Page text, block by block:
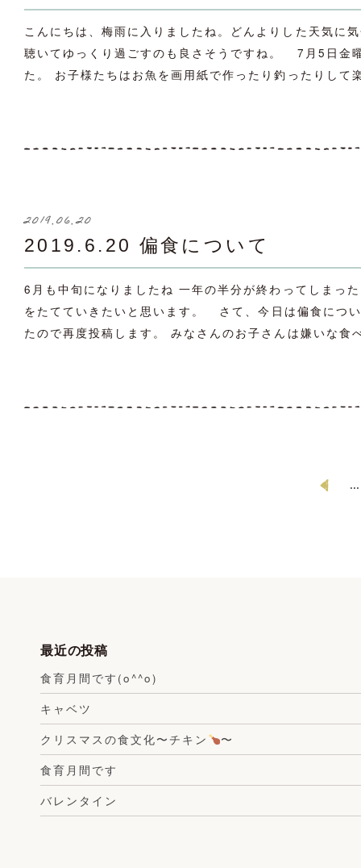
こんにちは、梅雨に入りましたね。どんよりした天気に
聴いてゆっくり過ごすのも良さそうですね。 7月5日金
た。 お子様たちはお魚を画用紙で作ったり釣ったりして
2019.06.20
2019.6.20 偏食について
6月も中旬になりましたね 一年の半分が終わってしまっ
をたてていきたいと思います。 さて、今日は偏食につ
たので再度投稿します。 みなさんのお子さんは嫌いな食
最近の投稿
食育月間です(o^^o)
キャベツ
クリスマスの食文化〜チキン
〜
食育月間です
バレンタイン